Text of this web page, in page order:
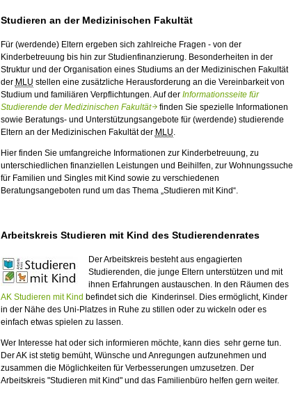
Studieren an der Medizinischen Fakultät
Für (werdende) Eltern ergeben sich zahlreiche Fragen - von der
Kinderbetreuung bis hin zur Studienfinanzierung. Besonderheiten in der
Struktur und der Organisation eines Studiums an der Medizinischen Fakultät
der MLU stellen eine zusätzliche Herausforderung an die Vereinbarkeit von
Studium und familiären Verpflichtungen. Auf der Informationsseite für
Studierende der Medizinischen Fakultätfinden Sie spezielle Informationen
sowie Beratungs- und Unterstützungsangebote für (werdende) studierende
Eltern an der Medizinischen Fakultät der MLU
Hier finden Sie umfangreiche Informationen zur Kinderbetreuung, zu
unterschiedlichen finanziellen Leistungen und Beihilfen, zur Wohnungssuche
für Familien und Singles mit Kind sowie zu verschiedenen
Beratungsangeboten rund um das Thema „Studieren mit Kind“.
Arbeitskreis Studieren mit Kind des Studierendenrates
Der Arbeitskreis besteht aus engagierten
Studierenden, die junge Eltern unterstützen und mit
ihnen Erfahrungen austauschen. In den Räumen des
AK Studieren mit Kind befindet sich die Kinderinsel. Dies ermöglicht, Kinder
in der Nähe des Uni-Platzes in Ruhe zu stillen oder zu wickeln oder es
einfach etwas spielen zu lassen.
Wer Interesse hat oder sich informieren möchte, kann dies sehr gerne tun.
Der AK ist stetig bemüht, Wünsche und Anregungen aufzunehmen und
zusammen die Möglichkeiten für Verbesserungen umzusetzen. Der
Arbeitskreis "Studieren mit Kind" und das Familienbüro helfen gern weiter.